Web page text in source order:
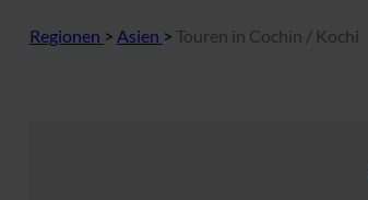
Regionen > Asien > Touren in Cochin / Kochi